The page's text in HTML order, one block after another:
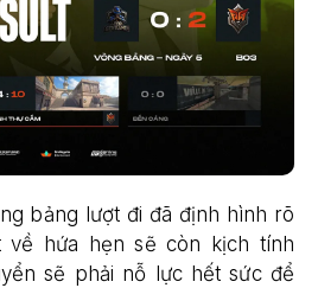
bảng lượt đi đã định hình rõ
về hứa hẹn sẽ còn kịch tính
sẽ phải nỗ lực hết sức để